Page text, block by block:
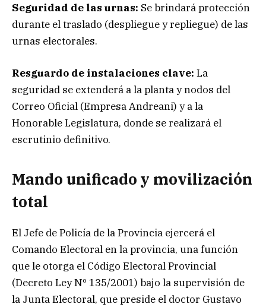
Seguridad de las urnas: Se brindará protección
durante el traslado (despliegue y repliegue) de las
urnas electorales.
Resguardo de instalaciones clave: La
seguridad se extenderá a la planta y nodos del
Correo Oficial (Empresa Andreani) y a la
Honorable Legislatura, donde se realizará el
escrutinio definitivo.
Mando unificado y movilización
total
El Jefe de Policía de la Provincia ejercerá el
Comando Electoral en la provincia, una función
que le otorga el Código Electoral Provincial
(Decreto Ley Nº 135/2001) bajo la supervisión de
la Junta Electoral, que preside el doctor Gustavo